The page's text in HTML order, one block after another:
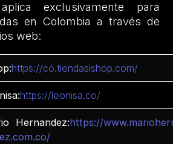
exclusivamente para
en Colombia a través de
web:
https://co.tiendasishop.com/
https://leonisa.co/
Hernandez:https://